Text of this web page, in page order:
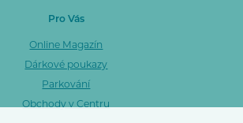
Pro Vás
Online Magazín
Dárkové poukazy
Parkování
Obchody v Centru